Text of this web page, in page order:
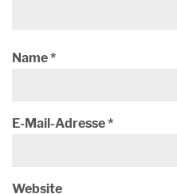
Name*
E-Mail-Adresse*
Website